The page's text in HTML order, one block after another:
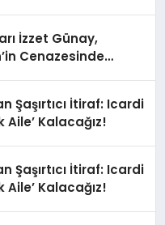
İzzet Günay,
Cenazesinde
Şaşırtıcı İtiraf: Icardi
Aile’ Kalacağız!
Şaşırtıcı İtiraf: Icardi
Aile’ Kalacağız!